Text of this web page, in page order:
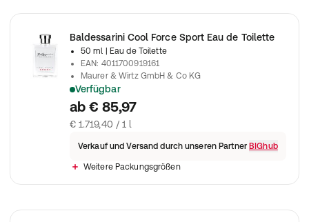
Baldessarini Cool Force Sport Eau de Toilette
50 ml
| Eau de Toilette
EAN: 4011700919161
Maurer & Wirtz GmbH & Co KG
Verfügbar
Baldessarini Cool Force Sport edt Vapo
ab € 85,97
€ 1.719,40 / 1 l
Verkauf und Versand durch unseren Partner BIGhub
Weitere Packungsgrößen